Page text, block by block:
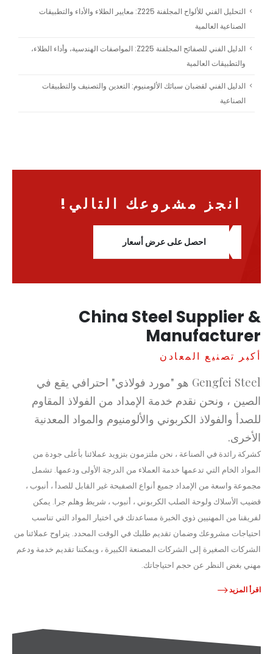
التحليل الفني للألواح المجلفنة Z225: معايير الطلاء والأداء والتطبيقات
الصناعية العالمية
الدليل الفني للصفائح المجلفنة Z225: المواصفات الهندسية، وأداء الطلاء،
والتطبيقات العالمية
الدليل الفني لقضبان سبائك الألومنيوم: التعدين والتصنيف والتطبيقات
الصناعية
انجز مشروعك التالي!
احصل على عرض أسعار
China Steel Supplier &
Manufacturer
أكبر تصنيع المعادن
Gengfei Steel هو "مورد فولاذي" احترافي يقع في
الصين ، ونحن نقدم خدمة الإمداد من الفولاذ المقاوم
للصدأ والفولاذ الكربوني والألومنيوم والمواد المعدنية
الأخرى.
كشركة رائدة في الصناعة ، نحن ملتزمون بتزويد عملائنا بأعلى جودة من
المواد الخام التي تدعمها خدمة العملاء من الدرجة الأولى ودعمها. تشمل
مجموعة واسعة من الإمداد جميع أنواع الصفيحة غير القابل للصدأ ، أنبوب ،
قضيب الأسلاك ولوحة الصلب الكربوني ، أنبوب ، شريط وهلم جرا. يمكن
لفريقنا من المهنيين ذوي الخبرة مساعدتك في اختيار المواد التي تناسب
احتياجات مشروعك وضمان تقديم طلبك في الوقت المحدد. يتراوح عملائنا من
الشركات الصغيرة إلى الشركات المصنعة الكبيرة ، ويمكننا تقديم خدمة ودعم
مهني بغض النظر عن حجم احتياجاتك.
اقرأ المزيد